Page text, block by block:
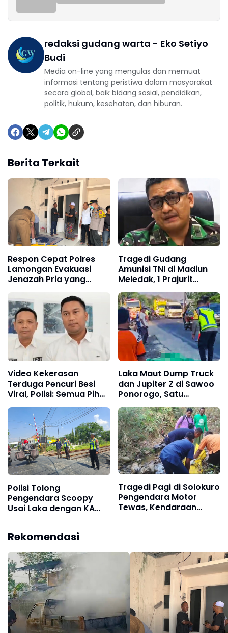
redaksi gudang warta - Eko Setiyo
Budi
Media on-line yang mengulas dan memuat
informasi tentang peristiwa dalam masyarakat
secara global, baik bidang sosial, pendidikan,
politik, hukum, kesehatan, dan hiburan.
Berita Terkait
Respon Cepat Polres
Lamongan Evakuasi
Jenazah Pria yang
Teras Rumah Kos
Tragedi Gudang
Amunisi TNI di Madiun
Meledak, 1 Prajurit
Gugur dan 7 Terluka
Video Kekerasan
Terduga Pencuri Besi
Viral, Polisi: Semua Pihak
Tetap Diproses Sesuai
Hukum
Laka Maut Dump Truck
dan Jupiter Z di Sawoo
Ponorogo, Satu
Pemotor Meninggal
Dunia di Lokasi
Polisi Tolong
Pengendara Scoopy
Usai Laka dengan KA
Tragedi Pagi di Solokuro
Pengendara Motor
Tewas, Kendaraan
Rekomendasi